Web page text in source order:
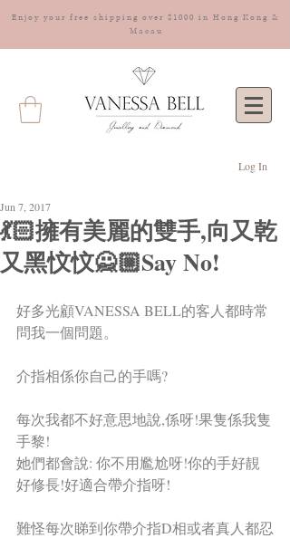
Enjoy your free shipping over $1000 in Hong Kong &
Macau
Log In
💃🏻擁有美麗的雙手,向又乾
又黑忟忟🙅🏼Say No!
Jun 7, 2017
好多光顧VANESSA BELL的客人都時常
問我一個問題。
介指相係你自己的手嗎?
每次我都不好意思地說,係呀!果隻係我隻
手黎!
她們都會說: 你不用尷尬呀!你的手好靚
好修長!好適合帶介指呀!
難怪每次睇到你帶介指D相或者真人都忍